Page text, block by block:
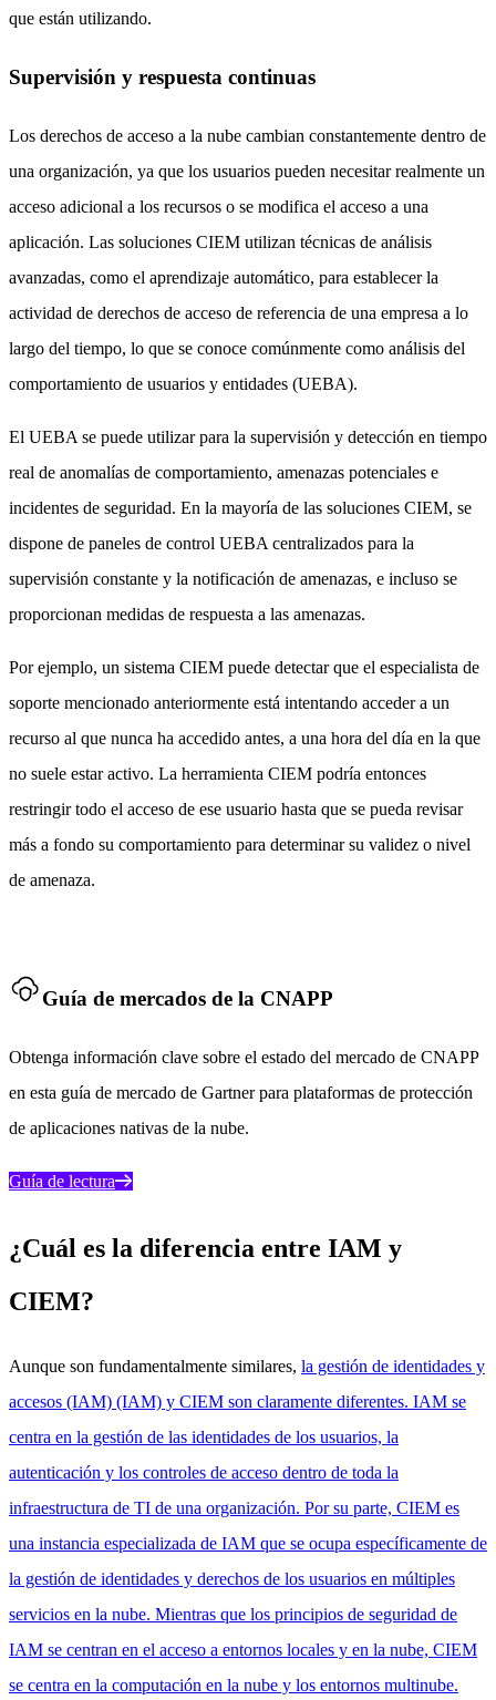
que están utilizando.
Supervisión y respuesta continuas
Los derechos de acceso a la nube cambian constantemente dentro de
una organización, ya que los usuarios pueden necesitar realmente un
acceso adicional a los recursos o se modifica el acceso a una
aplicación. Las soluciones CIEM utilizan técnicas de análisis
avanzadas, como el aprendizaje automático, para establecer la
actividad de derechos de acceso de referencia de una empresa a lo
largo del tiempo, lo que se conoce comúnmente como análisis del
comportamiento de usuarios y entidades (UEBA).
El UEBA se puede utilizar para la supervisión y detección en tiempo
real de anomalías de comportamiento, amenazas potenciales e
incidentes de seguridad. En la mayoría de las soluciones CIEM, se
dispone de paneles de control UEBA centralizados para la
supervisión constante y la notificación de amenazas, e incluso se
proporcionan medidas de respuesta a las amenazas.
Por ejemplo, un sistema CIEM puede detectar que el especialista de
soporte mencionado anteriormente está intentando acceder a un
recurso al que nunca ha accedido antes, a una hora del día en la que
no suele estar activo. La herramienta CIEM podría entonces
restringir todo el acceso de ese usuario hasta que se pueda revisar
más a fondo su comportamiento para determinar su validez o nivel
de amenaza.
Guía de mercados de la CNAPP
Obtenga información clave sobre el estado del mercado de CNAPP
en esta guía de mercado de Gartner para plataformas de protección
de aplicaciones nativas de la nube.
Guía de lectura
¿Cuál es la diferencia entre IAM y
CIEM?
Aunque son fundamentalmente similares, la gestión de identidades y
accesos (IAM) (IAM) y CIEM son claramente diferentes. IAM se
centra en la gestión de las identidades de los usuarios, la
autenticación y los controles de acceso dentro de toda la
infraestructura de TI de una organización. Por su parte, CIEM es
una instancia especializada de IAM que se ocupa específicamente de
la gestión de identidades y derechos de los usuarios en múltiples
servicios en la nube. Mientras que los principios de seguridad de
IAM se centran en el acceso a entornos locales y en la nube, CIEM
se centra en la computación en la nube y los entornos multinube.